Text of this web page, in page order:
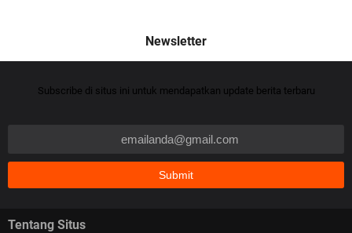
Subscribe di situs ini untuk mendapatkan update berita terbaru
Tentang Situs